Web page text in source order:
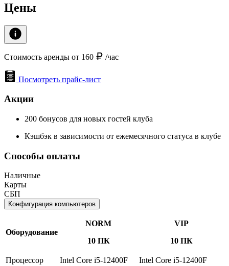
Цены
Стоимость аренды от 160 /час
Посмотреть прайс-лист
Акции
200 бонусов для новых гостей клуба
Кэшбэк в зависимости от ежемесячного статуса в клубе
Способы оплаты
Наличные
Карты
СБП
Конфигурация компьютеров
Оборудование
NORM
10 ПК
VIP
10 ПК
Процессор Intel Core i5-12400F
Intel Core i5-12400F